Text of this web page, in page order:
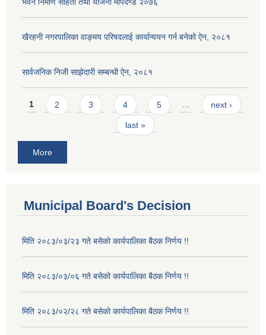
खैरहनी नगरपालिका वाङ्मय परिषदलाई कार्यान्वयन गर्न बनेको ऐन, २०८१
सार्वजनिक निजी साझेदारी सम्बन्धी ऐन, २०८१
Pages
1 2 3 4 5 … next ›
last »
More
Municipal Board's Decision
मिति २०८३/०३/२३ गते बसेको कार्यपालिका बैठक निर्णय !!
मिति २०८३/०३/०६ गते बसेको कार्यपालिका बैठक निर्णय !!
मिति २०८३/०२/२८ गते बसेको कार्यपालिका बैठक निर्णय !!